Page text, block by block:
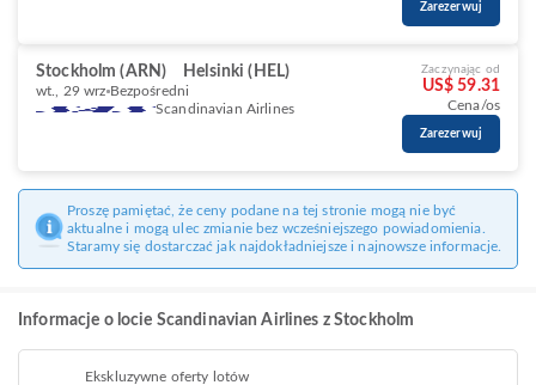
Zarezerwuj
Stockholm (ARN) Helsinki (HEL)
wt., 29 wrz Bezpośredni
Scandinavian Airlines
Zaczynając od
US$ 59.31
Cena/os
Zarezerwuj
Proszę pamiętać, że ceny podane na tej stronie mogą nie być
aktualne i mogą ulec zmianie bez wcześniejszego powiadomienia.
Staramy się dostarczać jak najdokładniejsze i najnowsze informacje.
Informacje o locie Scandinavian Airlines z Stockholm
Ekskluzywne oferty lotów